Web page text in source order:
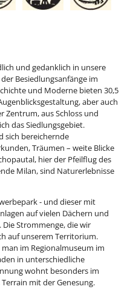
und gedanklich in unsere
Besiedlungsanfänge im
und Moderne bieten 30,5
aber auch
Zentrum, aus Schloss und
das Siedlungsgebiet.
sich bereichernde
Träumen – weite Blicke
hier der Pfeilflug des
Milan, sind Naturerlebnisse
- und dieser mit
auf vielen Dächern und
Strommenge, die wir
auf unserem Territorium.
im Regionalmuseum im
in unterschiedliche
wohnt besonders im
mit der Genesung.